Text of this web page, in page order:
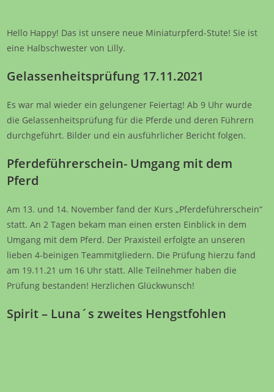
Hello Happy! Das ist unsere neue Miniaturpferd-Stute! Sie ist
eine Halbschwester von Lilly.
Gelassenheitsprüfung 17.11.2021
Es war mal wieder ein gelungener Feiertag! Ab 9 Uhr wurde
die Gelassenheitsprüfung für die Pferde und deren Führern
durchgeführt. Bilder und ein ausführlicher Bericht folgen.
Pferdeführerschein- Umgang mit dem
Pferd
Am 13. und 14. November fand der Kurs „Pferdeführerschein“
statt. An 2 Tagen bekam man einen ersten Einblick in dem
Umgang mit dem Pferd. Der Praxisteil erfolgte an unseren
lieben 4-beinigen Teammitgliedern. Die Prüfung hierzu fand
am 19.11.21 um 16 Uhr statt. Alle Teilnehmer haben die
Prüfung bestanden! Herzlichen Glückwunsch!
Spirit – Luna´s zweites Hengstfohlen